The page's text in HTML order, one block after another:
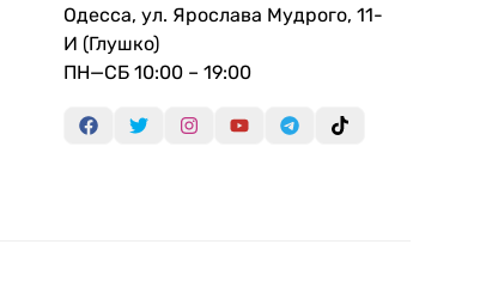
Одесса, ул. Ярослава Мудрого, 11-
И (Глушко)
ПН—СБ 10:00 – 19:00